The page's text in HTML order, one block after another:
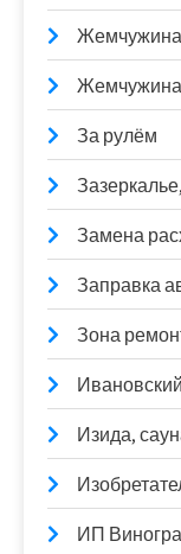
За рулём
Замена
Заправка
Зона
Изида,
ИП